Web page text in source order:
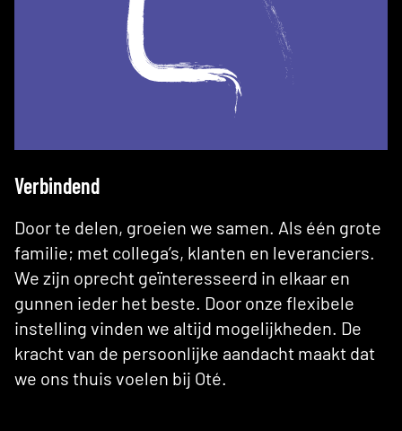
Verbindend
Door te delen, groeien we samen. Als één grote
familie; met collega’s, klanten en leveranciers.
We zijn oprecht geïnteresseerd in elkaar en
gunnen ieder het beste. Door onze flexibele
instelling vinden we altijd mogelijkheden. De
kracht van de persoonlijke aandacht maakt dat
we ons thuis voelen bij Oté.